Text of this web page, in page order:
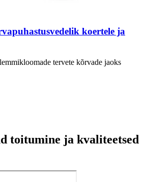
koertele ja
tervete kõrvade jaoks
toitumine ja kvaliteetsed